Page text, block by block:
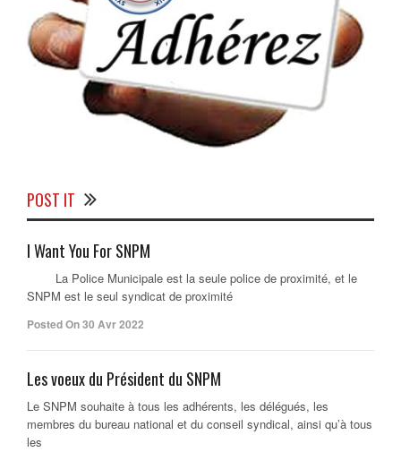
POST IT
I Want You For SNPM
La Police Municipale est la seule police de proximité, et le
SNPM est le seul syndicat de proximité
Posted On 30 Avr 2022
Les voeux du Président du SNPM
Le SNPM souhaite à tous les adhérents, les délégués, les
membres du bureau national et du conseil syndical, ainsi qu’à tous
les